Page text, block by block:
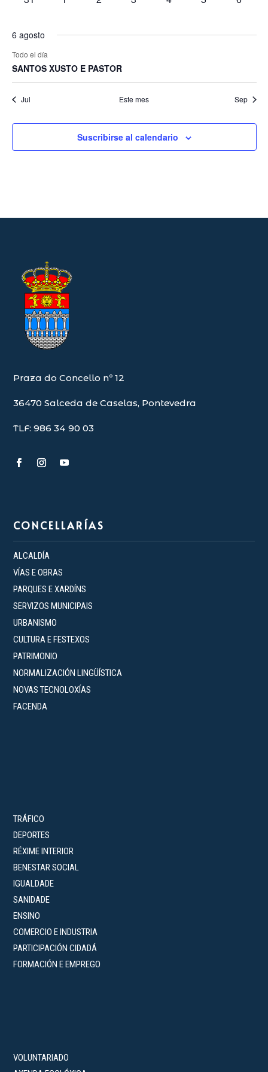
6 agosto
Todo el día
SANTOS XUSTO E PASTOR
Jul Este mes Sep
Suscribirse al calendario
Praza do Concello nº 12
36470 Salceda de Caselas, Pontevedra
TLF: 986 34 90 03
CONCELLARÍAS
ALCALDÍA
VÍAS E OBRAS
PARQUES E XARDÍNS
SERVIZOS MUNICIPAIS
URBANISMO
CULTURA E FESTEXOS
PATRIMONIO
NORMALIZACIÓN LINGÜÍSTICA
NOVAS TECNOLOXÍAS
FACENDA
TRÁFICO
DEPORTES
RÉXIME INTERIOR
BENESTAR SOCIAL
IGUALDADE
SANIDADE
ENSINO
COMERCIO E INDUSTRIA
PARTICIPACIÓN CIDADÁ
FORMACIÓN E EMPREGO
VOLUNTARIADO